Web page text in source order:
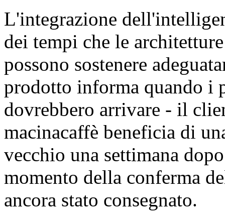
L'integrazione
dei tempi che le
possono sostenere
prodotto informa quando i
dovrebbero arrivare - il
macinacaffè beneficia di
vecchio una settimana
momento della conferma
ancora stato consegnato.